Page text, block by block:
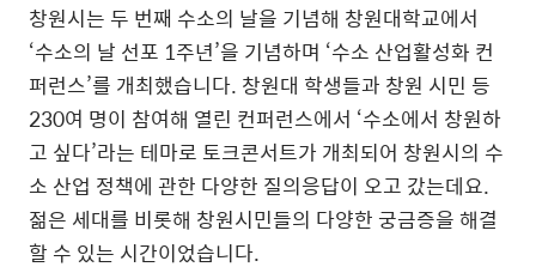
창원시는 두 번째 수소의 날을 기념해 창원대학교에서
‘수소의 날 선포 1주년’을 기념하며 ‘수소 산업활성화 컨
퍼런스’를 개최했습니다. 창원대 학생들과 창원 시민 등
230여 명이 참여해 열린 컨퍼런스에서 ‘수소에서 창원하
고 싶다’라는 테마로 토크콘서트가 개최되어 창원시의 수
소 산업 정책에 관한 다양한 질의응답이 오고 갔는데요.
젊은 세대를 비롯해 창원시민들의 다양한 궁금증을 해결
할 수 있는 시간이었습니다.